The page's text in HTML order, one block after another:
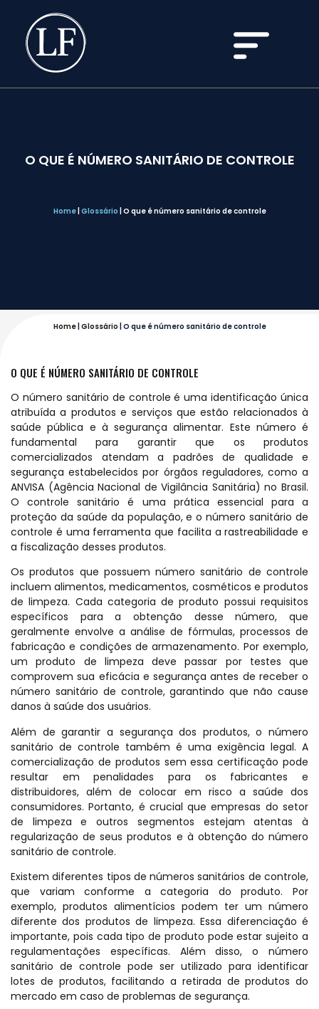
O QUE É NÚMERO SANITÁRIO DE CONTROLE
Home| Glossário O que é número sanitário de controle
Home| Glossário O que é número sanitário de controle
O QUE É NÚMERO SANITÁRIO DE CONTROLE
O número sanitário de controle é uma identificação única
atribuída a produtos e serviços que estão relacionados à
saúde pública e à segurança alimentar. Este número é
fundamental para garantir que os produtos
comercializados atendam a padrões de qualidade e
segurança estabelecidos por órgãos reguladores, como a
ANVISA (Agência Nacional de Vigilância Sanitária) no Brasil.
O controle sanitário é uma prática essencial para a
proteção da saúde da população, e o número sanitário de
controle é uma ferramenta que facilita a rastreabilidade e
a fiscalização desses produtos.
Os produtos que possuem número sanitário de controle
incluem alimentos, medicamentos, cosméticos e produtos
de limpeza. Cada categoria de produto possui requisitos
específicos para a obtenção desse número, que
geralmente envolve a análise de fórmulas, processos de
fabricação e condições de armazenamento. Por exemplo,
um produto de limpeza deve passar por testes que
comprovem sua eficácia e segurança antes de receber o
número sanitário de controle, garantindo que não cause
danos à saúde dos usuários.
Além de garantir a segurança dos produtos, o número
sanitário de controle também é uma exigência legal. A
comercialização de produtos sem essa certificação pode
resultar em penalidades para os fabricantes e
distribuidores, além de colocar em risco a saúde dos
consumidores. Portanto, é crucial que empresas do setor
de limpeza e outros segmentos estejam atentas à
regularização de seus produtos e à obtenção do número
sanitário de controle.
Existem diferentes tipos de números sanitários de controle,
que variam conforme a categoria do produto. Por
exemplo, produtos alimentícios podem ter um número
diferente dos produtos de limpeza. Essa diferenciação é
importante, pois cada tipo de produto pode estar sujeito a
regulamentações específicas. Além disso, o número
sanitário de controle pode ser utilizado para identificar
lotes de produtos, facilitando a retirada de produtos do
mercado em caso de problemas de segurança.